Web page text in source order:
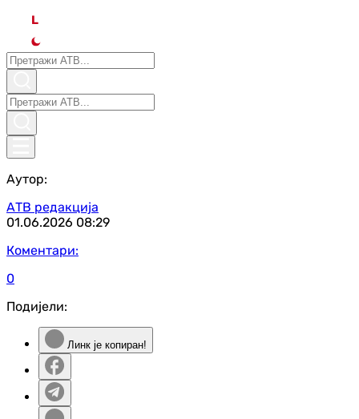
L
Аутор:
АТВ редакција
01.06.2026 08:29
Коментари:
0
Подијели:
Линк је копиран!